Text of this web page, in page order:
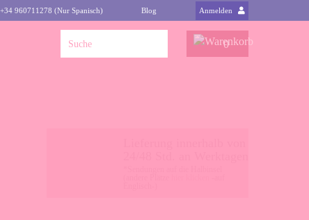
960711278 (Nur Spanisch) Blog Anmelden
0